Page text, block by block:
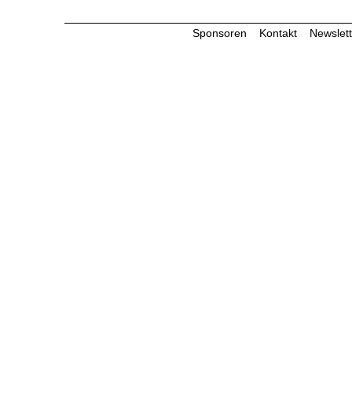
Sponsoren Kontakt